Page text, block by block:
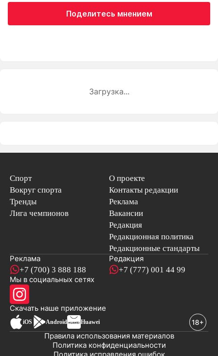
Поделитесь мнением
Загрузка...
Спорт
Вокруг спорта
Тренды
Лига чемпионов
О проекте
Контакты редакции
Реклама
Вакансии
Редакция
Редакционная политика
Редакционные стандарты
Реклама
+7 (700) 3 888 188
Редакция
+7 (777) 001 44 99
Мы в социальных сетях
Скачать наше приложениеновостей
iOS Android Huawei
Политика конфиденциальности
Правила использования материалов